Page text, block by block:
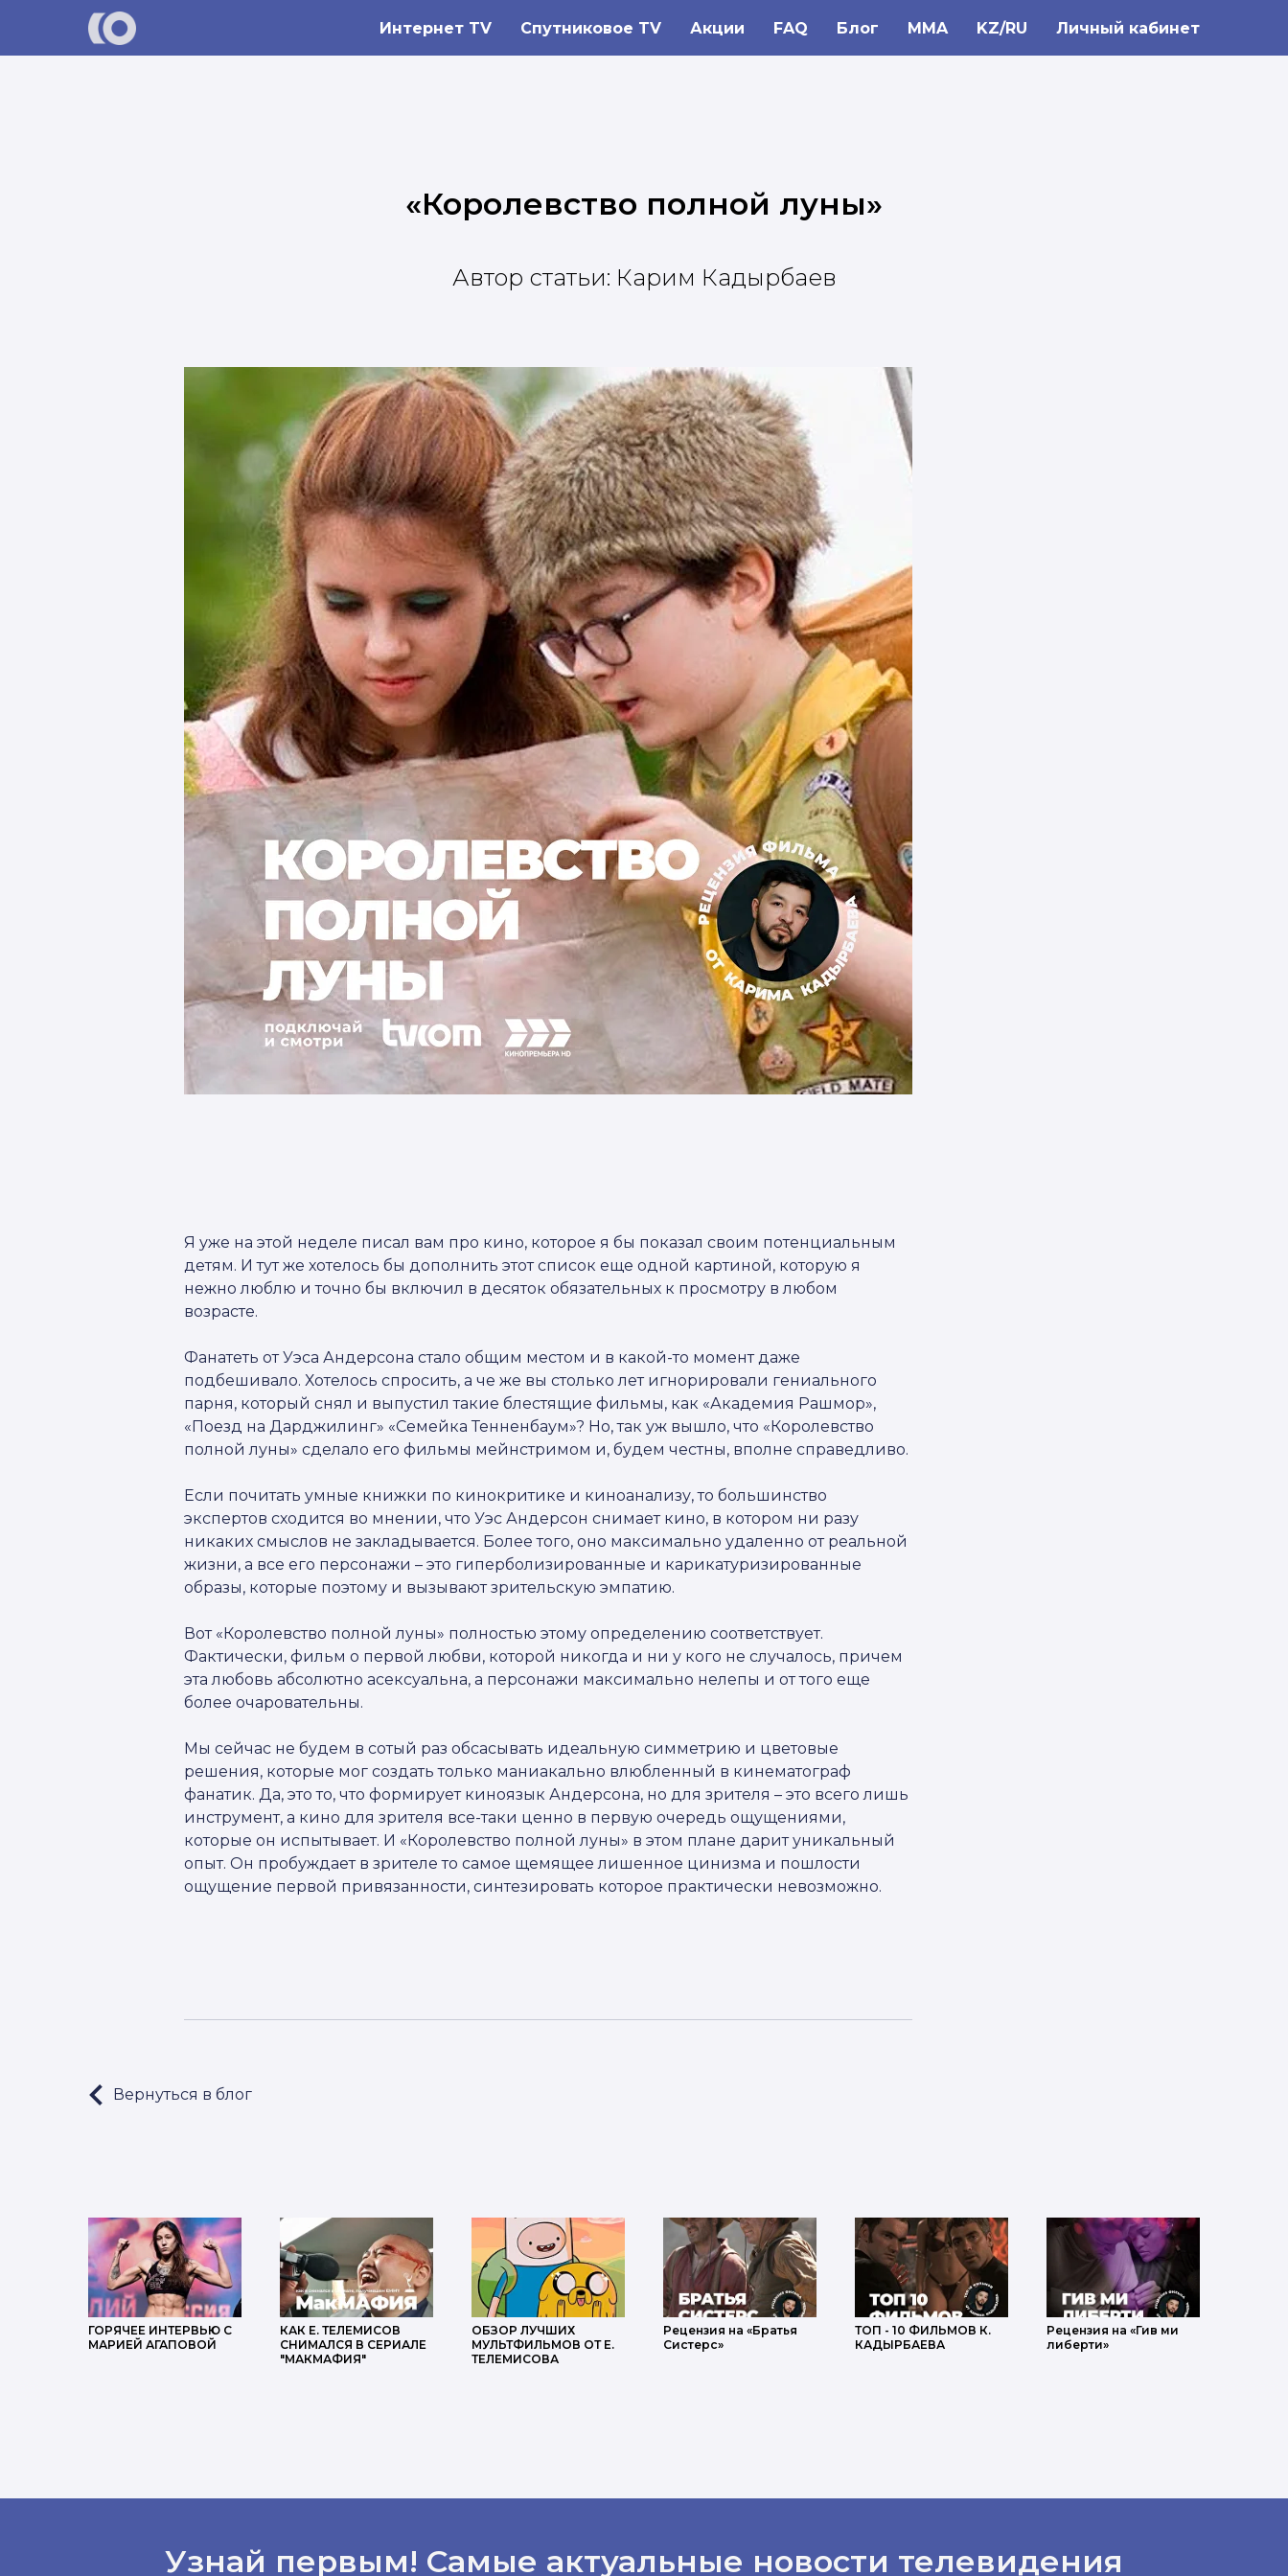
Интернет TV Спутниковое TV Акции FAQ Блог MMA KZ/RU Личный кабинет
«Королевство полной луны»
Автор статьи: Карим Кадырбаев
Я уже на этой неделе писал вам про кино, которое я бы показал своим потенциальным
детям. И тут же хотелось бы дополнить этот список еще одной картиной, которую я
нежно люблю и точно бы включил в десяток обязательных к просмотру в любом
возрасте.
Фанатеть от Уэса Андерсона стало общим местом и в какой-то момент даже
подбешивало. Хотелось спросить, а че же вы столько лет игнорировали гениального
парня, который снял и выпустил такие блестящие фильмы, как «Академия Рашмор»,
«Поезд на Дарджилинг» «Семейка Тенненбаум»? Но, так уж вышло, что «Королевство
полной луны» сделало его фильмы мейнстримом и, будем честны, вполне справедливо.
Если почитать умные книжки по кинокритике и киноанализу, то большинство
экспертов сходится во мнении, что Уэс Андерсон снимает кино, в котором ни разу
никаких смыслов не закладывается. Более того, оно максимально удаленно от реальной
жизни, а все его персонажи – это гиперболизированные и карикатуризированные
образы, которые поэтому и вызывают зрительскую эмпатию.
Вот «Королевство полной луны» полностью этому определению соответствует.
Фактически, фильм о первой любви, которой никогда и ни у кого не случалось, причем
эта любовь абсолютно асексуальна, а персонажи максимально нелепы и от того еще
более очаровательны.
Мы сейчас не будем в сотый раз обсасывать идеальную симметрию и цветовые
решения, которые мог создать только маниакально влюбленный в кинематограф
фанатик. Да, это то, что формирует киноязык Андерсона, но для зрителя – это всего лишь
инструмент, а кино для зрителя все-таки ценно в первую очередь ощущениями,
которые он испытывает. И «Королевство полной луны» в этом плане дарит уникальный
опыт. Он пробуждает в зрителе то самое щемящее лишенное цинизма и пошлости
ощущение первой привязанности, синтезировать которое практически невозможно.
Вернуться в блог
LET'S GO!
ГОРЯЧЕЕ ИНТЕРВЬЮ С
МАРИЕЙ АГАПОВОЙ
КАК Е. ТЕЛЕМИСОВ
СНИМАЛСЯ В СЕРИАЛЕ
"МАКМАФИЯ"
ОБЗОР ЛУЧШИХ
МУЛЬТФИЛЬМОВ ОТ Е.
ТЕЛЕМИСОВА
Рецензия на «Братья
Систерс»
ТОП - 10 ФИЛЬМОВ К.
КАДЫРБАЕВА
Рецензия на «Гив ми
либерти»
Узнай первым! Самые актуальные новости телевидения